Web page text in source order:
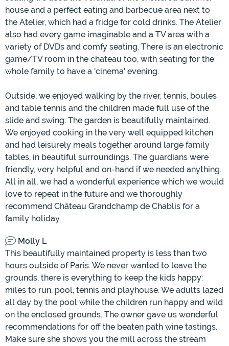
house and a perfect eating and barbecue area next to
the Atelier, which had a fridge for cold drinks. The Atelier
also had every game imaginable and a TV area with a
variety of DVDs and comfy seating. There is an electronic
game/TV room in the chateau too, with seating for the
whole family to have a 'cinema' evening.
Outside, we enjoyed walking by the river, tennis, boules
and table tennis and the children made full use of the
slide and swing. The garden is beautifully maintained.
We enjoyed cooking in the very well equipped kitchen
and had leisurely meals together around large family
tables, in beautiful surroundings. The guardians were
friendly, very helpful and on-hand if we needed anything.
All in all, we had a wonderful experience which we would
love to repeat in the future and we thoroughly
recommend Château Grandchamp de Chablis for a
family holiday.
Molly L
This beautifully maintained property is less than two
hours outside of Paris. We never wanted to leave the
grounds, there is everything to keep the kids happy:
miles to run, pool, tennis and playhouse. We adults lazed
all day by the pool while the children run happy and wild
on the enclosed grounds. The owner gave us wonderful
recommendations for off the beaten path wine tastings.
Make sure she shows you the mill across the stream